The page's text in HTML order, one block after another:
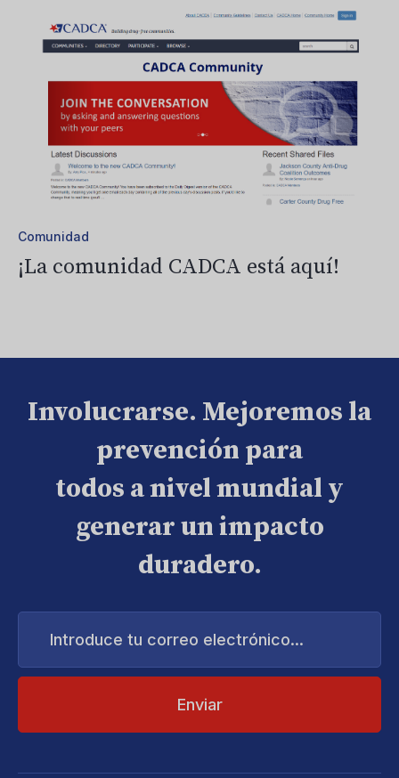
Comunidad
¡La comunidad CADCA está aquí!
Involucrarse. Mejoremos la
prevención para
todos a nivel mundial y
generar un impacto
duradero.
Introduce
correo